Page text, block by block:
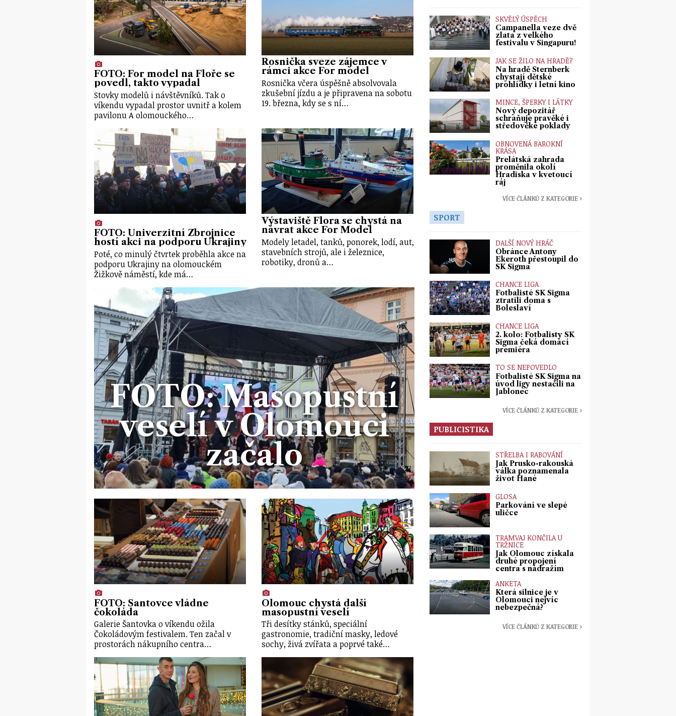
FOTO: For model na Floře se
povedl, takto vypadal
Stovky modelů i návštěvníků. Tak o
víkendu vypadal prostor uvnitř a kolem
pavilonu A olomouckého…
Rosnička sveze zájemce v
rámci akce For model
Rosnička včera úspěšně absolvovala
zkušební jízdu a je připravena na sobotu
19. března, kdy se s ní…
FOTO: Univerzitní Zbrojnice
hostí akci na podporu Ukrajiny
Poté, co minulý čtvrtek proběhla akce na
podporu Ukrajiny na olomouckém
Žižkově náměstí, kde má…
Výstaviště Flora se chystá na
návrat akce For Model
Modely letadel, tanků, ponorek, lodí, aut,
stavebních strojů, ale i železnice,
robotiky, dronů a…
FOTO: Masopustní
veselí v Olomouci
začalo
FOTO: Šantovce vládne
čokoláda
Galerie Šantovka o víkendu ožila
Čokoládovým festivalem. Ten začal v
prostorách nákupního centra…
Olomouc chystá další
masopustní veselí
Tři desítky stánků, speciální
gastronomie, tradiční masky, ledové
sochy, živá zvířata a poprvé také…
SKVĚLÝ ÚSPĚCH
Campanella veze dvě
zlata z velkého
festivalu v Singapuru!
JAK SE ŽILO NA HRADĚ?
Na hradě Šternberk
chystají dětské
prohlídky i letní kino
MINCE, ŠPERKY I LÁTKY
Nový depozitář
schraňuje pravěké i
středověké poklady
OBNOVENÁ BAROKNÍ
KRÁSA
Prelátská zahrada
proměnila okolí
Hradiska v kvetoucí
ráj
VÍCE ČLÁNKŮ Z KATEGORIE ›
SPORT
DALŠÍ NOVÝ HRÁČ
Obránce Antony
Ekeroth přestoupil do
SK Sigma
CHANCE LIGA
Fotbalisté SK Sigma
ztratili doma s
Boleslaví
CHANCE LIGA
2. kolo: Fotbalisty SK
Sigma čeká domácí
premiéra
TO SE NEPOVEDLO
Fotbalisté SK Sigma na
úvod ligy nestačili na
Jablonec
VÍCE ČLÁNKŮ Z KATEGORIE ›
PUBLICISTIKA
STŘELBA I RABOVÁNÍ
Jak Prusko-rakouská
válka poznamenala
život Hané
GLOSA
Parkování ve slepé
uličce
TRAMVAJ KONČILA U
TRŽNICE
Jak Olomouc získala
druhé propojení
centra s nádražím
ANKETA
Která silnice je v
Olomouci nejvíc
nebezpečná?
VÍCE ČLÁNKŮ Z KATEGORIE ›